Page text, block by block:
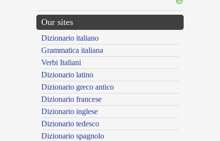
Our sites
Dizionario italiano
Grammatica italiana
Verbi Italiani
Dizionario latino
Dizionario greco antico
Dizionario francese
Dizionario inglese
Dizionario tedesco
Dizionario spagnolo